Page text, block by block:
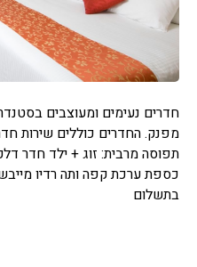
חדרים נעימים ומעוצבים
מפנק. החדרים כוללים שירות
תפוסה מרבית: זוג + ילד חדר
כספת ערכת קפה ותה רדיו
בתשלום